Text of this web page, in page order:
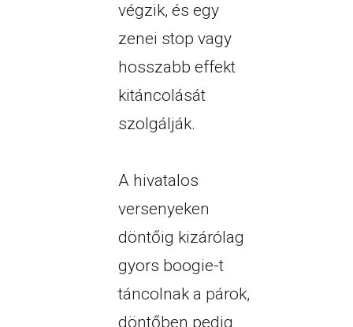
végzik, és egy
zenei stop vagy
hosszabb effekt
kitáncolását
szolgálják.
A hivatalos
versenyeken
döntőig kizárólag
gyors boogie-t
táncolnak a párok,
döntőben pedig